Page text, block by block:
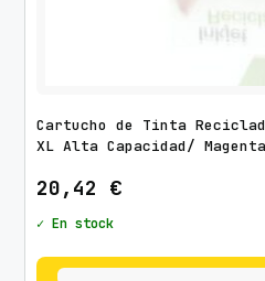
Cartucho de Tinta
XL Alta Capacidad/ Magenta
20,42 €
✓ En stock